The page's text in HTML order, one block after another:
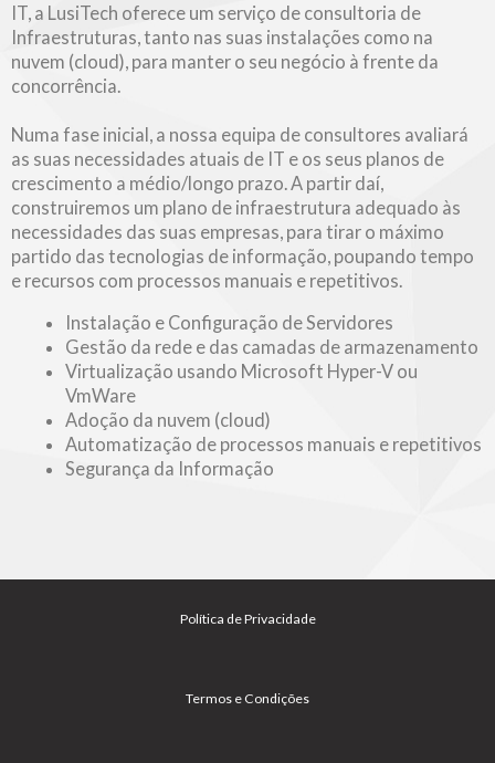
IT, a LusiTech oferece um serviço de consultoria de
Infraestruturas, tanto nas suas instalações como na
nuvem (cloud), para manter o seu negócio à frente da
concorrência.
Numa fase inicial, a nossa equipa de consultores avaliará
as suas necessidades atuais de IT e os seus planos de
crescimento a médio/longo prazo. A partir daí,
construiremos um plano de infraestrutura adequado às
necessidades das suas empresas, para tirar o máximo
partido das tecnologias de informação, poupando tempo
e recursos com processos manuais e repetitivos.
Instalação e Configuração de Servidores
Gestão da rede e das camadas de armazenamento
Virtualização usando Microsoft Hyper-V ou
VmWare
Adoção da nuvem (cloud)
Automatização de processos manuais e repetitivos
Segurança da Informação
Política de Privacidade
Termos e Condições